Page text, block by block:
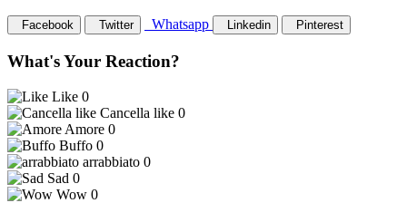
Facebook Twitter Whatsapp Linkedin Pinterest
What's Your Reaction?
Like 0
Cancella like 0
Amore 0
Buffo 0
arrabbiato 0
Sad 0
Wow 0